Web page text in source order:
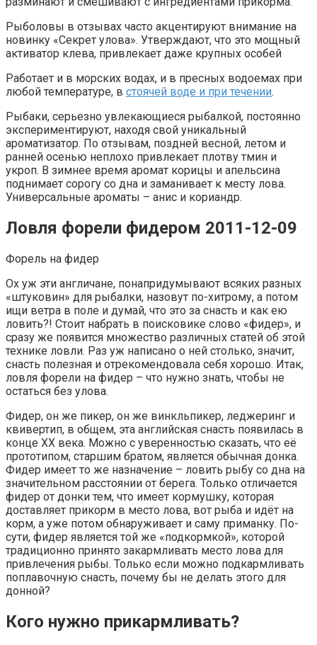
Рыболовы в отзывах часто акцентируют внимание на
новинку «Секрет улова». Утверждают, что это мощный
активатор клева, привлекает даже крупных особей
Работает и в морских водах, и в пресных водоемах при
любой температуре, в стоячей воде и при течении.
Рыбаки, серьезно увлекающиеся рыбалкой, постоянно
экспериментируют, находя свой уникальный
ароматизатор. По отзывам, поздней весной, летом и
ранней осенью неплохо привлекает плотву тмин и
укроп. В зимнее время аромат корицы и апельсина
поднимает сорогу со дна и заманивает к месту лова.
Универсальные ароматы – анис и кориандр.
Ловля форели фидером 2011-12-09
Форель на фидер
Ох уж эти англичане, понапридумывают всяких разных
«штуковин» для рыбалки, назовут по-хитрому, а потом
ищи ветра в поле и думай, что это за снасть и как ею
ловить?! Стоит набрать в поисковике слово «фидер», и
сразу же появится множество различных статей об этой
технике ловли. Раз уж написано о ней столько, значит,
снасть полезная и отрекомендовала себя хорошо. Итак,
ловля форели на фидер – что нужно знать, чтобы не
остаться без улова.
Фидер, он же пикер, он же винкльпикер, леджеринг и
квивертип, в общем, эта английская снасть появилась в
конце XX века. Можно с уверенностью сказать, что её
прототипом, старшим братом, является обычная донка.
Фидер имеет то же назначение – ловить рыбу со дна на
значительном расстоянии от берега. Только отличается
фидер от донки тем, что имеет кормушку, которая
доставляет прикорм в место лова, вот рыба и идёт на
корм, а уже потом обнаруживает и саму приманку. По-
сути, фидер является той же «подкормкой», которой
традиционно принято закармливать место лова для
привлечения рыбы. Только если можно подкармливать
поплавочную снасть, почему бы не делать этого для
донной?
Кого нужно прикармливать?